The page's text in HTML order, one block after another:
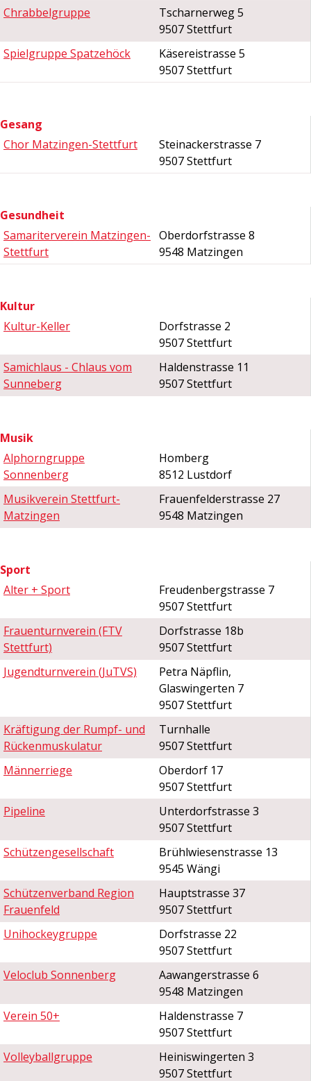
Chrabbelgruppe
Tscharnerweg 5
9507 Stettfurt
Spielgruppe Spatzehöck
Käsereistrasse 5
9507 Stettfurt
Gesang
Chor Matzingen-Stettfurt
Steinackerstrasse 7
9507 Stettfurt
Gesundheit
Samariterverein Matzingen-
Stettfurt
Oberdorfstrasse 8
9548 Matzingen
Kultur
Kultur-Keller
Dorfstrasse 2
9507 Stettfurt
Samichlaus - Chlaus vom
Sunneberg
Haldenstrasse 11
9507 Stettfurt
Musik
Alphorngruppe
Sonnenberg
Homberg
8512 Lustdorf
Musikverein Stettfurt-
Matzingen
Frauenfelderstrasse 27
9548 Matzingen
Sport
Alter + Sport
Freudenbergstrasse 7
9507 Stettfurt
Frauenturnverein (FTV
Stettfurt)
Dorfstrasse 18b
9507 Stettfurt
Jugendturnverein (JuTVS)
Petra Näpflin,
Glaswingerten 7
9507 Stettfurt
Kräftigung der Rumpf- und
Rückenmuskulatur
Turnhalle
9507 Stettfurt
Männerriege
Oberdorf 17
9507 Stettfurt
Pipeline
Unterdorfstrasse 3
9507 Stettfurt
Schützengesellschaft
Brühlwiesenstrasse 13
9545 Wängi
Schützenverband Region
Frauenfeld
Hauptstrasse 37
9507 Stettfurt
Unihockeygruppe
Dorfstrasse 22
9507 Stettfurt
Veloclub Sonnenberg
Aawangerstrasse 6
9548 Matzingen
Verein 50+
Haldenstrasse 7
9507 Stettfurt
Volleyballgruppe
Heiniswingerten 3
9507 Stettfurt